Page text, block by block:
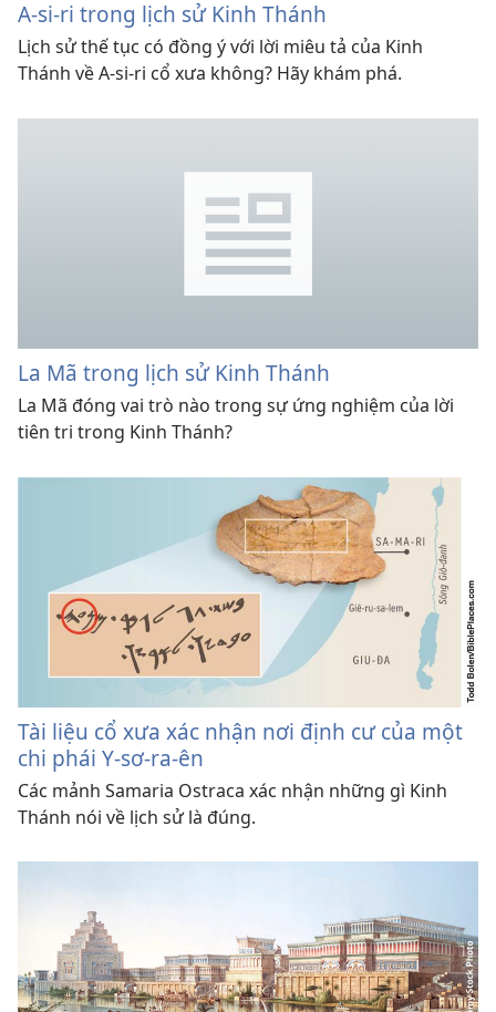
A-si-ri trong lịch sử Kinh Thánh
Lịch sử thế tục có đồng ý với lời miêu tả của Kinh
Thánh về A-si-ri cổ xưa không? Hãy khám phá.
La Mã trong lịch sử Kinh Thánh
La Mã đóng vai trò nào trong sự ứng nghiệm của lời
tiên tri trong Kinh Thánh?
Tài liệu cổ xưa xác nhận nơi định cư của một
chi phái Y-sơ-ra-ên
Các mảnh Samaria Ostraca xác nhận những gì Kinh
Thánh nói về lịch sử là đúng.